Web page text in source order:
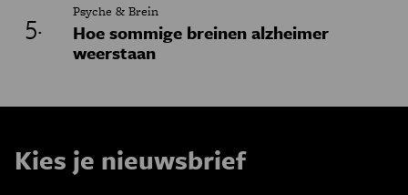
Psyche & Brein
Hoe sommige breinen alzheimer
weerstaan
Kies je nieuwsbrief